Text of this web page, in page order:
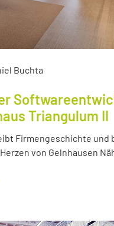
Buchta
Triangulum II
Firmengeschichte und
von Gelnhausen